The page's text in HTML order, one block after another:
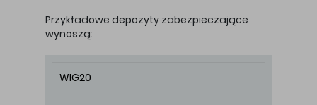
Przykładowe depozyty zabezpieczające
wynoszą:
WIG20